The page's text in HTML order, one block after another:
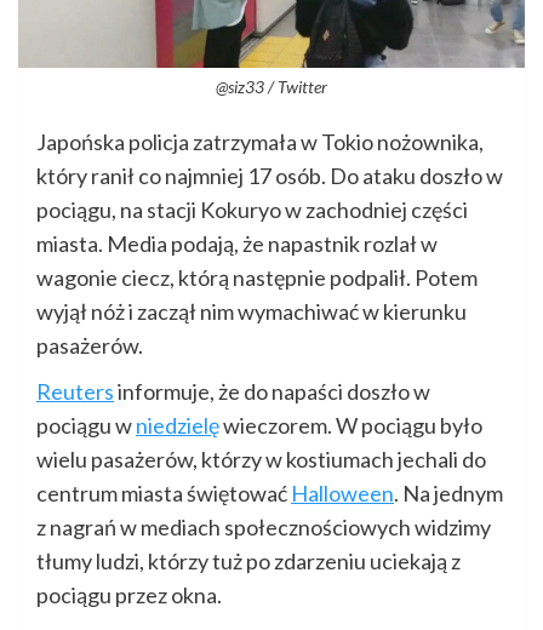
@siz33 / Twitter
Japońska policja zatrzymała w Tokio nożownika,
który ranił co najmniej 17 osób. Do ataku doszło w
pociągu, na stacji Kokuryo w zachodniej części
miasta. Media podają, że napastnik rozlał w
wagonie ciecz, którą następnie podpalił. Potem
wyjął nóż i zaczął nim wymachiwać w kierunku
pasażerów.
Reutersinformuje, że do napaści doszło w
pociągu wniedzielęwieczorem. W pociągu było
wielu pasażerów, którzy w kostiumach jechali do
centrum miasta świętować Halloween. Na jednym
z nagrań w mediach społecznościowych widzimy
tłumy ludzi, którzy tuż po zdarzeniu uciekają z
pociągu przez okna.